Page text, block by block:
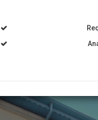
Επιτροπή Ασφάλειας και